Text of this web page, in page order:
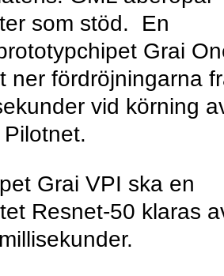
som stöd. En
Grai
ner fördröjningarna
vid körning
Grai VPI ska en
Resnet-50 klaras